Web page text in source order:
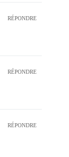
RÉPONDRE
RÉPONDRE
RÉPONDRE